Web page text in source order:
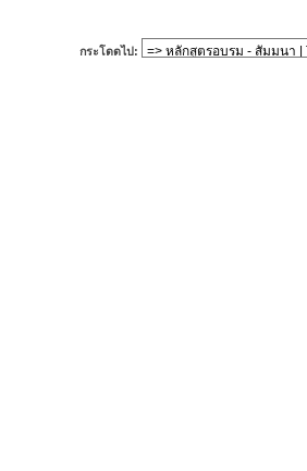
กระโดดไป: